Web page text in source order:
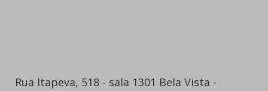
Rua Itapeva, 518 - sala 1301 Bela Vista -